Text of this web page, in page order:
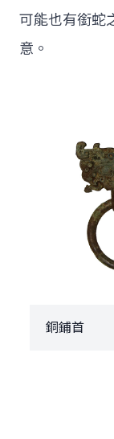
可能也有銜蛇
意。
銅鋪首